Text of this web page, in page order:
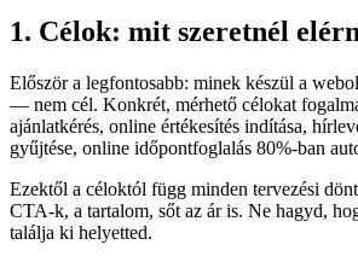
1. Célok: mit szeretnél
Először a legfontosabb: minek készül a
— nem cél. Konkrét, mérhető célokat
ajánlatkérés, online értékesítés indítása,
gyűjtése, online időpontfoglalás 80%-ban
Ezektől a céloktól függ minden tervezési
CTA-k, a tartalom, sőt az ár is. Ne hagyd,
találja ki helyetted.